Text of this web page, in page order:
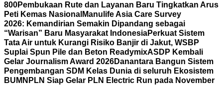
800Pembukaan Rute dan Layanan Baru Tingkatkan Arus
Peti Kemas Nasional Manulife Asia Care Survey
2026: Kemandirian Semakin Dipandang sebagai
“Warisan” Baru Masyarakat IndonesiaPerkuat Sistem
Tata Air untuk Kurangi Risiko Banjir di Jakut, WSBP
Suplai Spun Pile dan Beton ReadymixASDP Kembali
Gelar Journalism Award 2026Danantara Bangun Sistem
Pengembangan SDM Kelas Dunia di seluruh Ekosistem
BUMN PLN Siap Gelar PLN Electric Run pada November